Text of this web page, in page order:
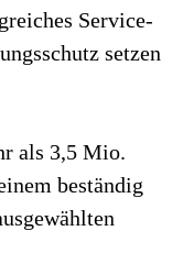
Service-
setzen
als 3,5 Mio.
beständig